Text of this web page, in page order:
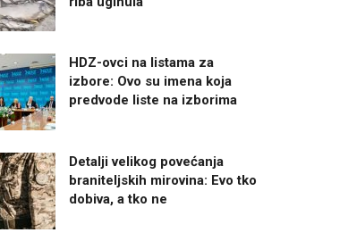
HDZ-ovci na listama za
izbore: Ovo su imena koja
predvode liste na izborima
Detalji velikog povećanja
braniteljskih mirovina: Evo tko
dobiva, a tko ne